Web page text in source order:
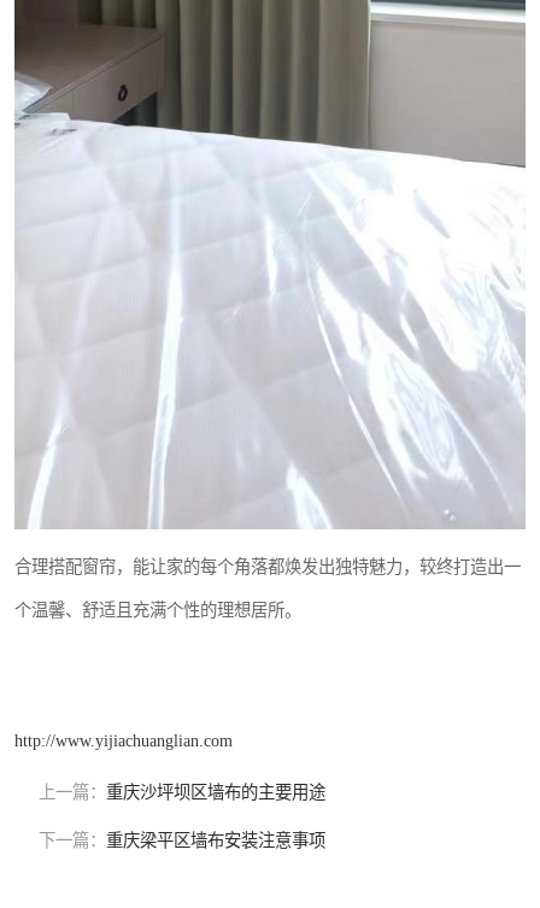
合理搭配窗帘，能让家的每个角落都焕发出独特魅力，较终打造出一
个温馨、舒适且充满个性的理想居所。
http://www.yijiachuanglian.com
上一篇： 重庆沙坪坝区墙布的主要用途
下一篇： 重庆梁平区墙布安装注意事项